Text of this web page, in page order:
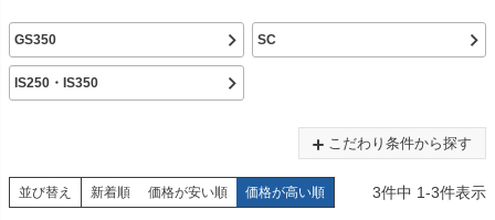
GS350 SC
IS250・IS350
こだわり条件から探す
並び替え 新着順 価格が安い順 価格が高い順 3件中 1-3件表示